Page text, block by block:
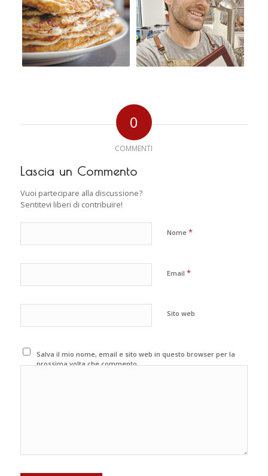
0
COMMENTI
Lascia un Commento
Vuoi partecipare alla discussione?
Sentitevi liberi di contribuire!
Nome *
Email *
Sito web
Salva il mio nome, email e sito web in questo browser per la
prossima volta che commento.